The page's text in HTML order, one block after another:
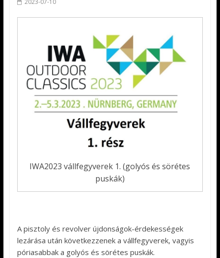
IWA2023 vállfegyverek 1. (golyós és sörétes
puskák)
A pisztoly és revolver újdonságok-érdekességek
lezárása után következzenek a vállfegyverek, vagyis
póriasabbak a golyós és sörétes puskák.